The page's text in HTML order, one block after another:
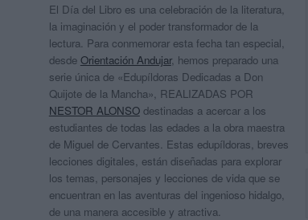
El Día del Libro es una celebración de la literatura,
la imaginación y el poder transformador de la
lectura. Para conmemorar esta fecha tan especial,
desde Orientación Andujar, hemos preparado una
serie única de «Edupíldoras Dedicadas a Don
Quijote de la Mancha», REALIZADAS POR
NESTOR ALONSOdestinadas a acercar a los
estudiantes de todas las edades a la obra maestra
de Miguel de Cervantes. Estas edupíldoras, breves
lecciones digitales, están diseñadas para explorar
los temas, personajes y lecciones de vida que se
encuentran en las aventuras del ingenioso hidalgo,
de una manera accesible y atractiva.